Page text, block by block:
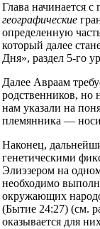
Глава начинается
географические
определенную
который далее
Дня», раздел 5-го
Далее Авраам
родственников, но
нам указали на
племянника —
Наконец,
генетическими
Элиэзером на
необходимо
окружающих
(Бытие 24:27) (см.
оказывается для